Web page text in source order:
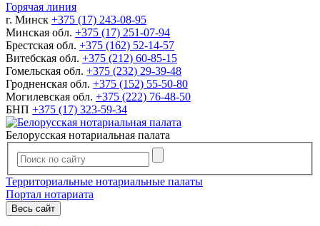
Горячая линия
г. Минск +375 (17) 243-08-95
Минская обл. +375 (17) 251-07-94
Брестская обл. +375 (162) 52-14-57
Витебская обл. +375 (212) 60-85-15
Гомельская обл. +375 (232) 29-39-48
Гродненская обл. +375 (152) 55-50-80
Могилевская обл. +375 (222) 76-48-50
БНП +375 (17) 323-59-34
Белорусская нотариальная палата
Территориальные нотариальные палаты
Портал нотариата
Весь сайт